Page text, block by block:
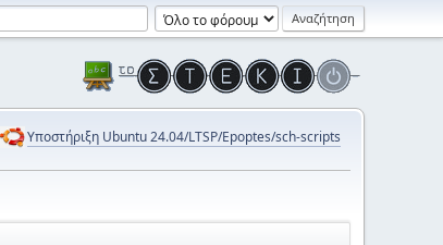
Υποστήριξη Ubuntu 24.04/LTSP/Epoptes/sch-scripts